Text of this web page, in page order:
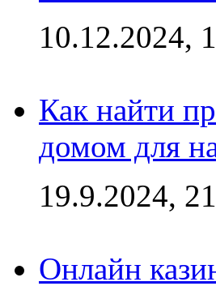
10.12.2024,
Как найти
домом для
19.9.2024,
Онлайн